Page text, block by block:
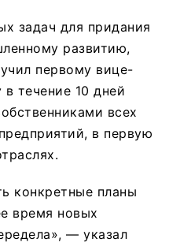
задач для придания
развитию,
первому вице-
течение 10 дней
всех
в первую
конкретные планы
время новых
— указал